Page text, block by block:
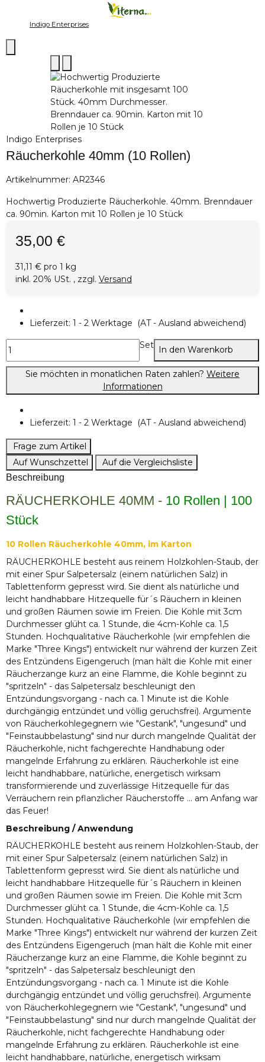
Indigo Enterprises
Indigo Enterprises
Räucherkohle 40mm (10 Rollen)
Artikelnummer: AR2346
Hochwertig Produzierte Räucherkohle. 40mm. Brenndauer
ca. 90min. Karton mit 10 Rollen je 10 Stück
35,00 €
31,11 € pro 1 kg
inkl. 20% USt. , zzgl. Versand
Lieferzeit: 1 - 2 Werktage (AT - Ausland abweichend)
Set In den Warenkorb
Sie möchten in monatlichen Raten zahlen? Weitere
Informationen
Lieferzeit: 1 - 2 Werktage (AT - Ausland abweichend)
Frage zum Artikel
Auf Wunschzettel
Auf die Vergleichsliste
Beschreibung
RÄUCHERKOHLE 40MM - 10 Rollen | 100
Stück
10 Rollen Räucherkohle 40mm, im Karton
RÄUCHERKOHLE besteht aus reinem Holzkohlen-Staub, der
mit einer Spur Salpetersalz (einem natürlichen Salz) in
Tablettenform gepresst wird. Sie dient als natürliche und
leicht handhabbare Hitzequelle für´s Räuchern in kleinen
und großen Räumen sowie im Freien. Die Kohle mit 3cm
Durchmesser glüht ca. 1 Stunde, die 4cm-Kohle ca. 1,5
Stunden. Hochqualitative Räucherkohle (wir empfehlen die
Marke "Three Kings") entwickelt nur während der kurzen Zeit
des Entzündens Eigengeruch (man hält die Kohle mit einer
Räucherzange kurz an eine Flamme, die Kohle beginnt zu
"spritzeln" - das Salpetersalz beschleunigt den
Entzündungsvorgang - nach ca. 1 Minute ist die Kohle
durchgängig entzündet und völlig geruchsfrei). Argumente
von Räucherkohlegegnern wie "Gestank", "ungesund" und
"Feinstaubbelastung" sind nur durch mangelnde Qualität der
Räucherkohle, nicht fachgerechte Handhabung oder
mangelnde Erfahrung zu erklären. Räucherkohle ist eine
leicht handhabbare, natürliche, energetisch wirksam
transformierende und zuverlässige Hitzequelle für das
Verräuchern rein pflanzlicher Räucherstoffe ... am Anfang war
das Feuer!
Beschreibung / Anwendung
RÄUCHERKOHLE besteht aus reinem Holzkohlen-Staub, der
mit einer Spur Salpetersalz (einem natürlichen Salz) in
Tablettenform gepresst wird. Sie dient als natürliche und
leicht handhabbare Hitzequelle für´s Räuchern in kleinen
und großen Räumen sowie im Freien. Die Kohle mit 3cm
Durchmesser glüht ca. 1 Stunde, die 4cm-Kohle ca. 1,5
Stunden. Hochqualitative Räucherkohle (wir empfehlen die
Marke "Three Kings") entwickelt nur während der kurzen Zeit
des Entzündens Eigengeruch (man hält die Kohle mit einer
Räucherzange kurz an eine Flamme, die Kohle beginnt zu
"spritzeln" - das Salpetersalz beschleunigt den
Entzündungsvorgang - nach ca. 1 Minute ist die Kohle
durchgängig entzündet und völlig geruchsfrei). Argumente
von Räucherkohlegegnern wie "Gestank", "ungesund" und
"Feinstaubbelastung" sind nur durch mangelnde Qualität der
Räucherkohle, nicht fachgerechte Handhabung oder
mangelnde Erfahrung zu erklären. Räucherkohle ist eine
leicht handhabbare, natürliche, energetisch wirksam